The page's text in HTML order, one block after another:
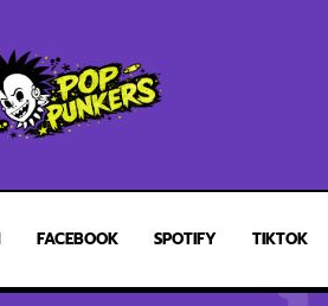
FACEBOOK SPOTIFY TIKTOK